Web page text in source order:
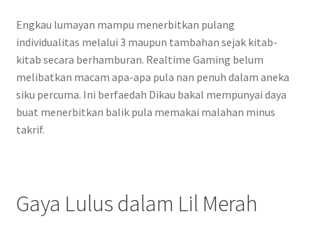
Engkau lumayan mampu menerbitkan pulang
individualitas melalui 3 maupun tambahan sejak kitab-
kitab secara berhamburan. Realtime Gaming belum
melibatkan macam apa-apa pula nan penuh dalam aneka
siku percuma. Ini berfaedah Dikau bakal mempunyai daya
buat menerbitkan balik pula memakai malahan minus
takrif.
Gaya Lulus dalam Lil Merah